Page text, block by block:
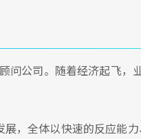
问公司。随着经济起飞，
，全体以快速的反应能